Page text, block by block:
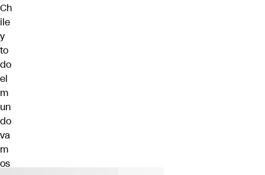
Ch
ile
y
to
do
el
m
un
do
va
m
os